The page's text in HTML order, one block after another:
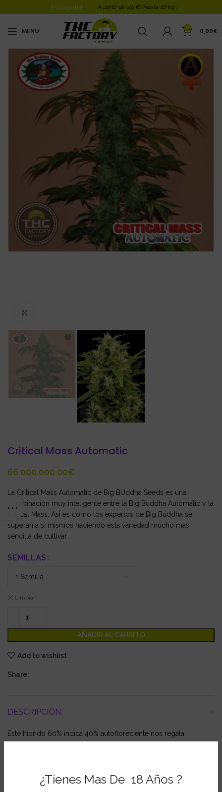
¿Tienes Mas De 18 Años ?
Envio gratis! A partir de 49 € (hasta 10 kg )
MENU 0 0,00€
Critical Mass Automatic
€
La Critical Mass Automatic de Big BUddha Seeds es una
combinación muy inteligente entre la Big Buddha Automatic y la
Critical Mass. Asi es como los expertos de Big Buddha se
superan a si mismos haciendo esta variedad mucho mas
sencilla de cultivar.
SEMILLAS
Limpiar
AÑADIR AL CARRITO
Add to wishlist
Share:
DESCRIPCIÓN
Este híbrido 60% indica 40% autofloreciente nos regala
Disfrutamos de su increíble sabor dulce, especiado y agrio tan